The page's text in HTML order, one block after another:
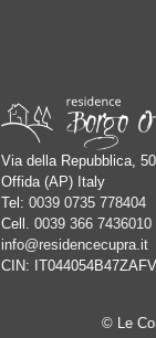
Via della Repubblica,
Offida (AP) Italy
Tel: 0039 0735 778404
Cell. 0039 366 7436010
info@residencecupra.it
CIN:
© Le